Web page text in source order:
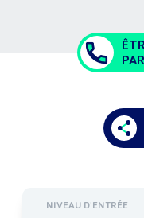
NIVEAU D'ENTRÉE